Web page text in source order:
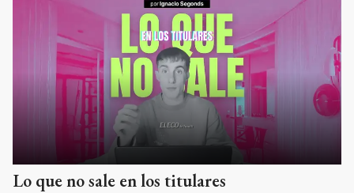
Lo que no sale en los titulares